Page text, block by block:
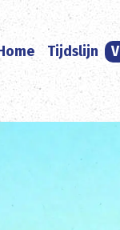
Tijdslijn